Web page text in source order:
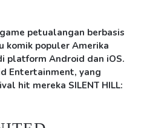
petualangan berbasis
komik populer Amerika
platform Android dan iOS.
Entertainment, yang
hit mereka SILENT HILL: